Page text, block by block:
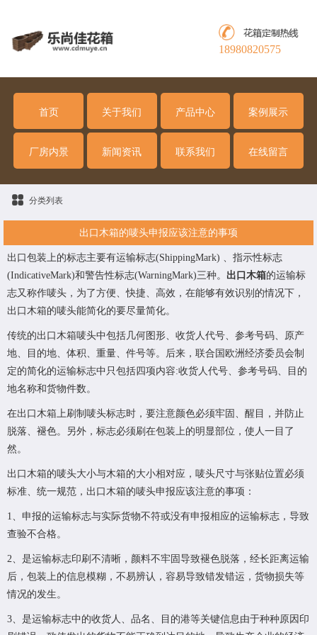
18980820575
首页 关于我们 产品中心 案例展示
厂房内景 新闻资讯 联系我们 在线留言
分类列表
出口木箱的唛头申报应该注意的事项
出口包装上的标志主要有运输标志(ShippingMark) 、指示性标志
(IndicativeMark)和警告性标志(WarningMark)三种。 出口木箱的运输标
志又称作唛头，为了方便、快捷、高效，在能够有效识别的情况下，
出口木箱的唛头能简化的要尽量简化。
传统的出口木箱唛头中包括几何图形、收货人代号、参考号码、原产
地、目的地、体积、重量、件号等。后来，联合国欧洲经济委员会制
定的简化的运输标志中只包括四项内容:收货人代号、参考号码、目的
地名称和货物件数。
在出口木箱上刷制唛头标志时，要注意颜色必须牢固、醒目，并防止
脱落、褪色。另外，标志必须刷在包装上的明显部位，使人一目了
然。
出口木箱的唛头大小与木箱的大小相对应，唛头尺寸与张贴位置必须
标准、统一规范，出口木箱的唛头申报应该注意的事项：
1、申报的运输标志与实际货物不符或没有申报相应的运输标志，导致
查验不合格。
2、是运输标志印刷不清晰，颜料不牢固导致褪色脱落，经长距离运输
后，包装上的信息模糊，不易辨认，容易导致错发错运，货物损失等
情况的发生。
3、是运输标志中的收货人、品名、目的港等关键信息由于种种原因印